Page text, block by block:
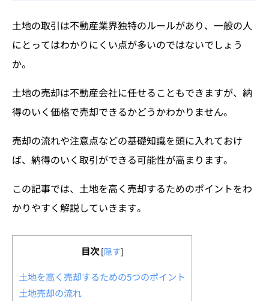
土地の取引は不動産業界独特のルールがあり、一般の人
にとってはわかりにくい点が多いのではないでしょう
か。
土地の売却は不動産会社に任せることもできますが、納
得のいく価格で売却できるかどうかわかりません。
売却の流れや注意点などの基礎知識を頭に入れておけ
ば、納得のいく取引ができる可能性が高まります。
この記事では、土地を高く売却するためのポイントをわ
かりやすく解説していきます。
目次 [隠す]
土地を高く売却するための5つのポイント
土地売却の流れ